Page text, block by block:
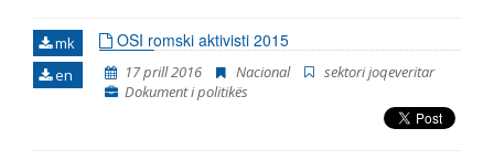
mk
en
OSI romski aktivisti 2015
17 prill 2016 Nacional
sektori joqeveritar
Dokument i politikës